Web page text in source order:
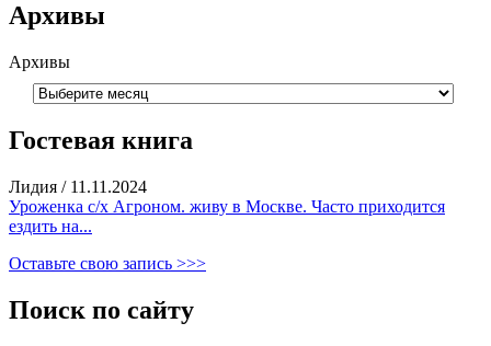
Архивы
Архивы
Гостевая книга
Лидия / 11.11.2024
Уроженка с/х Агроном. живу в Москве. Часто приходится
ездить на...
Оставьте свою запись >>>
Поиск по сайту